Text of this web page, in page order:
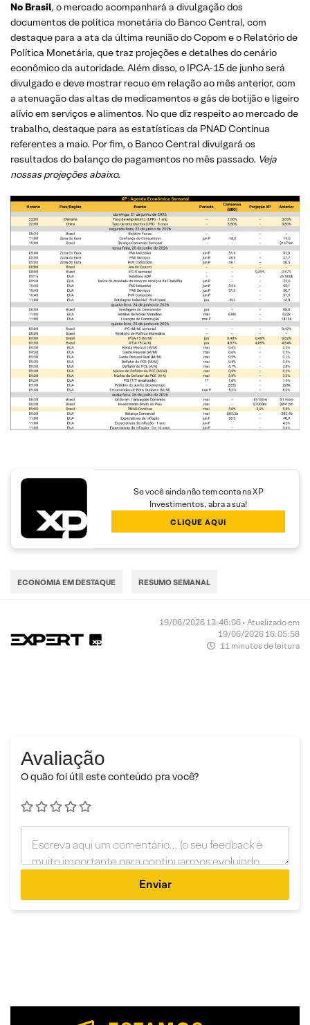
No Brasil, o mercado acompanhará a divulgação dos
documentos de política monetária do Banco Central, com
destaque para a ata da última reunião do Copom e o Relatório de
Política Monetária, que traz projeções e detalhes do cenário
econômico da autoridade. Além disso, o IPCA-15 de junho será
divulgado e deve mostrar recuo em relação ao mês anterior, com
a atenuação das altas de medicamentos e gás de botijão e ligeiro
alívio em serviços e alimentos. No que diz respeito ao mercado de
trabalho, destaque para as estatísticas da PNAD Contínua
referentes a maio. Por fim, o Banco Central divulgará os
resultados do balanço de pagamentos no mês passado. Veja
nossas projeções abaixo.
Se você ainda não tem conta na XP
Investimentos, abra a sua!
CLIQUE AQUI
ECONOMIA EM DESTAQUE RESUMO SEMANAL
19/06/2026 13:46:06 • Atualizado em
19/06/2026 16:05:58
11 minutos de leitura
Avaliação
O quão foi útil este conteúdo pra você?
Enviar